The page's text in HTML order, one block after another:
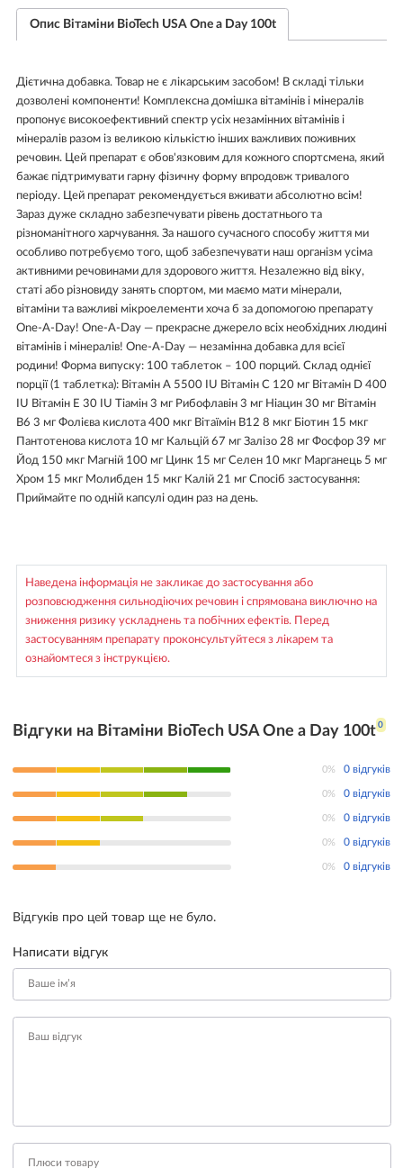
Опис Вітаміни BioTech USA One a Day 100t
Дієтична добавка. Товар не є лікарським засобом! В складі тільки
дозволені компоненти! Комплексна домішка вітамінів і мінералів
пропонує високоефективний спектр усіх незамінних вітамінів і
мінералів разом із великою кількістю інших важливих поживних
речовин. Цей препарат є обов'язковим для кожного спортсмена, який
бажає підтримувати гарну фізичну форму впродовж тривалого
періоду. Цей препарат рекомендується вживати абсолютно всім!
Зараз дуже складно забезпечувати рівень достатнього та
різноманітного харчування. За нашого сучасного способу життя ми
особливо потребуємо того, щоб забезпечувати наш організм усіма
активними речовинами для здорового життя. Незалежно від віку,
статі або різновиду занять спортом, ми маємо мати мінерали,
вітаміни та важливі мікроелементи хоча б за допомогою препарату
One-A-Day! One-A-Day — прекрасне джерело всіх необхідних людині
вітамінів і мінералів! One-A-Day — незамінна добавка для всієї
родини! Форма випуску: 100 таблеток – 100 порций. Склад однієї
порції (1 таблетка): Вітамін А 5500 IU Вітамін C 120 мг Вітамін D 400
IU Вітамін Е 30 IU Тіамін 3 мг Рибофлавін 3 мг Ніацин 30 мг Вітамін
В6 3 мг Фолієва кислота 400 мкг Вітаїмін В12 8 мкг Біотин 15 мкг
Пантотенова кислота 10 мг Кальцій 67 мг Залізо 28 мг Фосфор 39 мг
Йод 150 мкг Магній 100 мг Цинк 15 мг Селен 10 мкг Марганець 5 мг
Хром 15 мкг Молибден 15 мкг Калій 21 мг Спосіб застосування:
Приймайте по одній капсулі один раз на день.
Наведена інформація не закликає до застосування або
розповсюдження сильнодіючих речовин і спрямована виключно на
зниження ризику ускладнень та побічних ефектів. Перед
застосуванням препарату проконсультуйтеся з лікарем та
ознайомтеся з інструкцією.
Відгуки на Вітаміни BioTech USA One a Day 100t 0
0% 0 відгуків
0% 0 відгуків
0% 0 відгуків
0% 0 відгуків
0% 0 відгуків
Відгуків про цей товар ще не було.
Написати відгук